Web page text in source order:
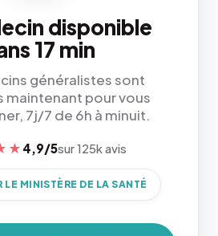
disponible
17 min
généralistes sont
maintenant pour vous
7j/7 de 6h à minuit.
4,9/5sur 125k avis
LE MINISTÈRE DE LA SANTÉ